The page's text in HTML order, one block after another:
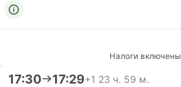
Налоги включены
17:30 17:29+1 23 ч. 59 м.